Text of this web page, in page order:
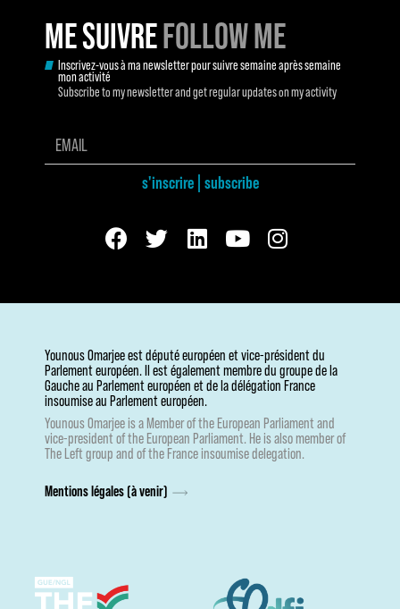
ME SUIVREFOLLOW ME
Inscrivez-vous à ma newsletter pour suivre semaine après semaine
mon activité
Subscribe to my newsletter and get regular updates on my activity
s'inscrire | subscribe
Younous Omarjee est député européen et vice-président du
Parlement européen. Il est également membre du groupe de la
Gauche au Parlement européen et de la délégation France
insoumise au Parlement européen.
Younous Omarjee is a Member of the European Parliament and
vice-president of the European Parliament. He is also member of
The Left group and of the France insoumise delegation.
Mentions légales (à venir)